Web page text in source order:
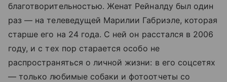
благотворительностью. Женат Рейналду был один
раз — на телеведущей Марилии Габриэле, которая
старше его на 24 года. С ней он расстался в 2006
году, и с тех пор старается особо не
распространяться о личной жизни: в его соцсетях
— только любимые собаки и фотоотчеты со